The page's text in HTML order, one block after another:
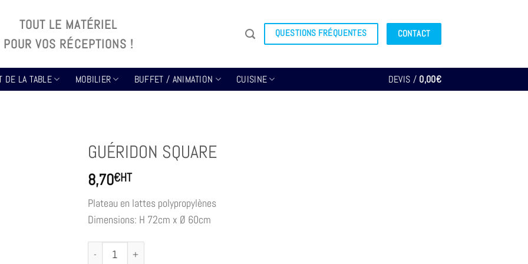
TOUT LE MATÉRIEL
POUR VOS RÉCEPTIONS !
QUESTIONS FRÉQUENTES CONTACT
DE LA TABLE MOBILIER BUFFET / ANIMATION CUISINE DEVIS / 0,00€
GUÉRIDON SQUARE
8,70€HT
Plateau en lattes polypropylènes
Dimensions: H 72cm x Ø 60cm
quantité de GUÉRIDON SQUARE